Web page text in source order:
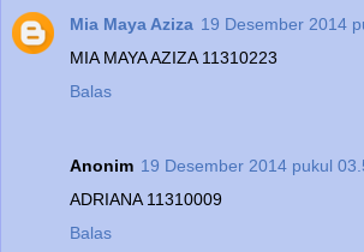
Mia Maya Aziza 19 Desember 2014
MIA MAYA AZIZA 11310223
Balas
Anonim 19 Desember 2014 pukul
ADRIANA 11310009
Balas